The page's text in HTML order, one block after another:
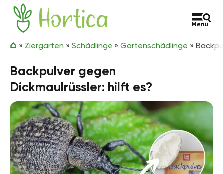
Zum Inhalt springen
Hortica
» Ziergarten » Schädlinge » Gartenschädlinge »
Backpulver gegen
Dickmaulrüssler: hilft es?